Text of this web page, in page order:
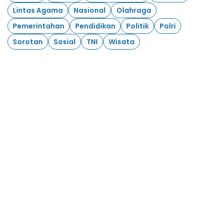
Lintas Agama
Nasional
Olahraga
Pemerintahan
Pendidikan Politik
Polri
Sorotan
Sosial TNI Wisata